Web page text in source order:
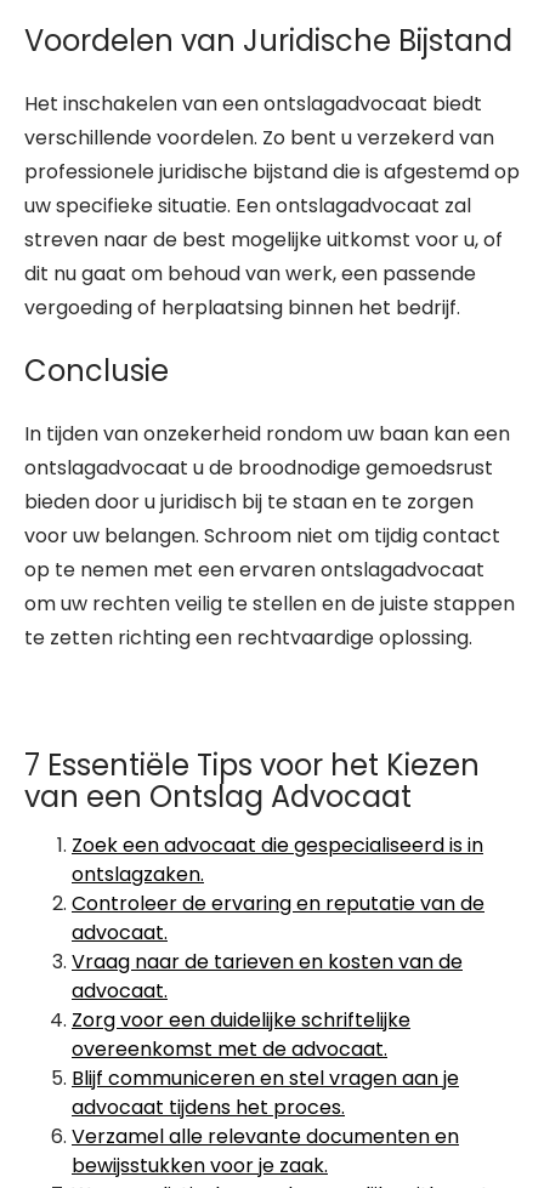
Voordelen van Juridische Bijstand
Het inschakelen van een ontslagadvocaat biedt
verschillende voordelen. Zo bent u verzekerd van
professionele juridische bijstand die is afgestemd op
uw specifieke situatie. Een ontslagadvocaat zal
streven naar de best mogelijke uitkomst voor u, of
dit nu gaat om behoud van werk, een passende
vergoeding of herplaatsing binnen het bedrijf.
Conclusie
In tijden van onzekerheid rondom uw baan kan een
ontslagadvocaat u de broodnodige gemoedsrust
bieden door u juridisch bij te staan en te zorgen
voor uw belangen. Schroom niet om tijdig contact
op te nemen met een ervaren ontslagadvocaat
om uw rechten veilig te stellen en de juiste stappen
te zetten richting een rechtvaardige oplossing.
7 Essentiële Tips voor het Kiezen
van een Ontslag Advocaat
Zoek een advocaat die gespecialiseerd is in
ontslagzaken.
Controleer de ervaring en reputatie van de
advocaat.
Vraag naar de tarieven en kosten van de
advocaat.
Zorg voor een duidelijke schriftelijke
overeenkomst met de advocaat.
Blijf communiceren en stel vragen aan je
advocaat tijdens het proces.
Verzamel alle relevante documenten en
bewijsstukken voor je zaak.